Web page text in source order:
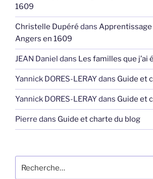
1609
Christelle Dupéré dans Apprentissage
Angers en 1609
JEAN Daniel dans Les familles que j’ai
Yannick DORES-LERAYdans Guide et
Yannick DORES-LERAYdans Guide et
Pierre dans Guide et charte du blog
pour